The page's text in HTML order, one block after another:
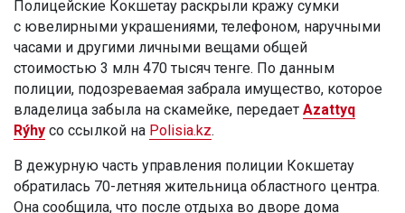
Полицейские Кокшетау раскрыли кражу сумки
с ювелирными украшениями, телефоном, наручными
часами и другими личными вещами общей
стоимостью 3 млн 470 тысяч тенге. По данным
полиции, подозреваемая забрала имущество, которое
владелица забыла на скамейке, передает Azattyq
Rýhy со ссылкой на Polisia.kz.
В дежурную часть управления полиции Кокшетау
обратилась 70-летняя жительница областного центра.
Она сообщила, что после отдыха во дворе дома